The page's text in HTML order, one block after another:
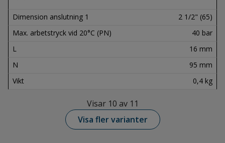
Dimension anslutning 1
2 1/2" (65)
Max. arbetstryck vid 20°C (PN)
40 bar
L
16 mm
N
95 mm
Vikt
0,4 kg
Visar 10 av 11
Visa fler varianter